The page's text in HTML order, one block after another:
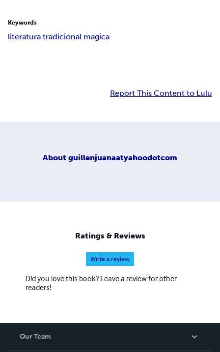
Keywords
literatura tradicional magica
Report This Content to Lulu
About guillenjuanaatyahoodotcom
Ratings & Reviews
Write a review
Did you love this book? Leave a review for other
readers!
Our Team